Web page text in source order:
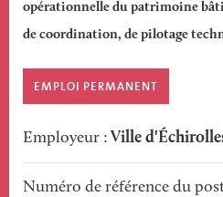
opérationnelle du patrimoine
de coordination, de pilotage
Poste
EMPLOI PERMANENT
Employeur Ville
Numéro de référence du